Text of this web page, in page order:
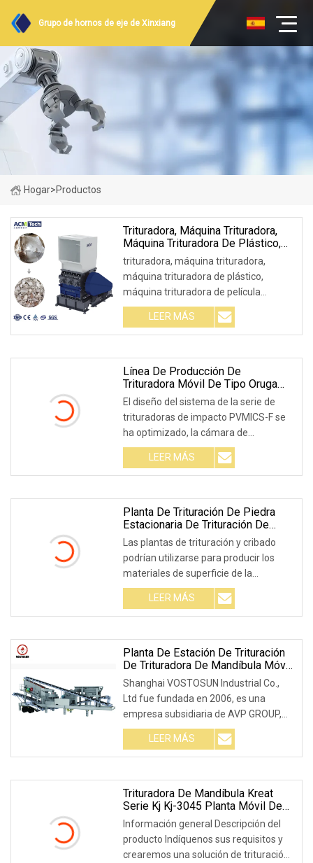
Grupo de hornos de eje de Xinxiang
Hogar>Productos
Trituradora, Máquina Trituradora,
Máquina Trituradora De Plástico,
Máquina Trituradora De Película
Plástica Para Botellas De Plástico
trituradora, máquina trituradora,
máquina trituradora de plástico,
máquina trituradora de película
plástica de botella de plástico
Descripción del certificado CE
Trituradora de chatarra de plástico
plástico Reciclaje de plástico
LEER MÁS
Línea De Producción De
Trituradora Móvil De Tipo Oruga
Planta Trituradora
El diseño del sistema de la serie de
trituradoras de impacto PVMICS-F se
ha optimizado, la cámara de
trituración y las partículas de
alimentación han aumentado de
tamaño con respecto a los diseños
optimizado
LEER MÁS
Planta De Trituración De Piedra
Estacionaria De Trituración De
Agregados De Cantera De Gran
Capacidad
Las plantas de trituración y cribado
podrían utilizarse para producir los
materiales de superficie de la
autopista, gravas para la carretera de
alta calidad y la pista del aeropuerto,
agregados para el ferrocarril de alta
LEER MÁS
Planta De Estación De Trituración
De Trituradora De Mandíbula Móvil
De Contraataque Con Estilo De
Neumático
Shanghai VOSTOSUN Industrial Co.,
Ltd fue fundada en 2006, es una
empresa subsidiaria de AVP GROUP,
que se ha centrado en servicios
centralizados de adquisición y
suministro para ingeniería, minería y
LEER MÁS
Trituradora De Mandíbula Kreat
Serie Kj Kj-3045 Planta Móvil De
Trituración De Mandíbula Sobre
Orugas Para Materiales
Reciclados
Información general Descripción del
producto Indíquenos sus requisitos y
crearemos una solución de trituración